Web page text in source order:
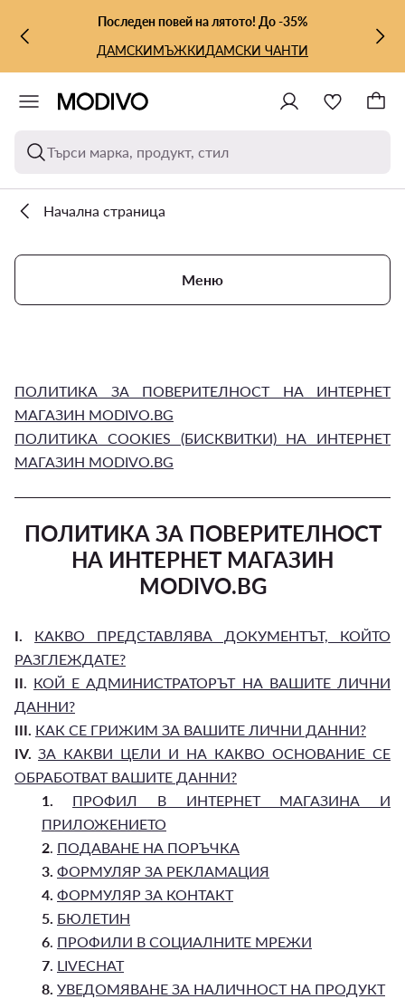
КЪМ ОСНОВНОТО СЪДЪРЖАНИЕ
КЪМ ТЪРСЕНЕПоследен повей на лятото! До -35%
ДАМСКИМЪЖКИДАМСКИ ЧАНТИ
Търси марка, продукт, стил
Начална страница
Меню
ПОЛИТИКА ЗА ПОВЕРИТЕЛНОСТ НА ИНТЕРНЕТ
МАГАЗИН MODIVO.BG
ПОЛИТИКА COOKIES (БИСКВИТКИ) НА ИНТЕРНЕТ
МАГАЗИН MODIVO.BG
ПОЛИТИКА ЗА ПОВЕРИТЕЛНОСТ
НА ИНТЕРНЕТ МАГАЗИН
MODIVO.BG
I.
КАКВО ПРЕДСТАВЛЯВА ДОКУМЕНТЪТ, КОЙТО
РАЗГЛЕЖДАТЕ?
II. КОЙ Е АДМИНИСТРАТОРЪТ НА ВАШИТЕ ЛИЧНИ
ДАННИ?
III. КАК СЕ ГРИЖИМ ЗА ВАШИТЕ ЛИЧНИ ДАННИ?
IV. ЗА КАКВИ ЦЕЛИ И НА КАКВО ОСНОВАНИЕ СЕ
ОБРАБОТВАТ ВАШИТЕ ДАННИ?
1.
ПРОФИЛ В ИНТЕРНЕТ МАГАЗИНА И
ПРИЛОЖЕНИЕТО
2. ПОДАВАНЕ НА ПОРЪЧКА
3. ФОРМУЛЯР ЗА РЕКЛАМАЦИЯ
4. ФОРМУЛЯР ЗА КОНТАКТ
5. БЮЛЕТИН
6. ПРОФИЛИ В СОЦИАЛНИТЕ МРЕЖИ
7. LIVECHAT
8. УВЕДОМЯВАНЕ ЗА НАЛИЧНОСТ НА ПРОДУКТ